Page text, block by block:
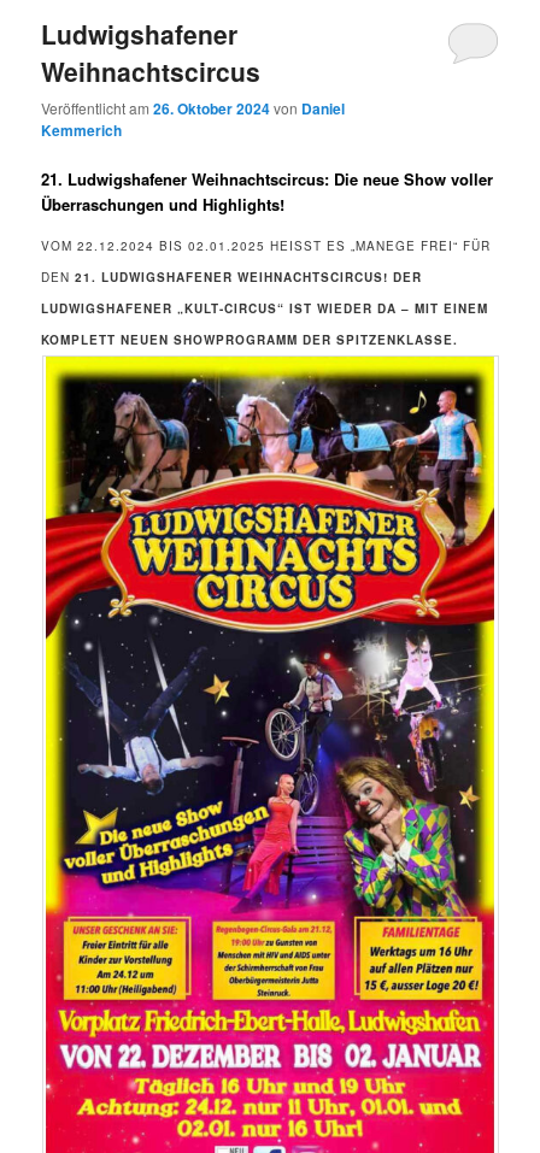
Ludwigshafener
Weihnachtscircus
Veröffentlicht am26. Oktober 2024von Daniel
Kemmerich
21. Ludwigshafener Weihnachtscircus: Die neue Show voller
Überraschungen und Highlights!
VOM 22.12.2024 BIS 02.01.2025 HEISST ES „MANEGE FREI“ FÜR D
EN
21. LUDWIGSHAFENER WEIHNACHTSCIRCUS! DER
LUDWIGSHAFENER „KULT-CIRCUS“ IST WIEDER DA – MIT EINEM
KOMPLETT NEUEN SHOWPROGRAMM DER SPITZENKLASSE.